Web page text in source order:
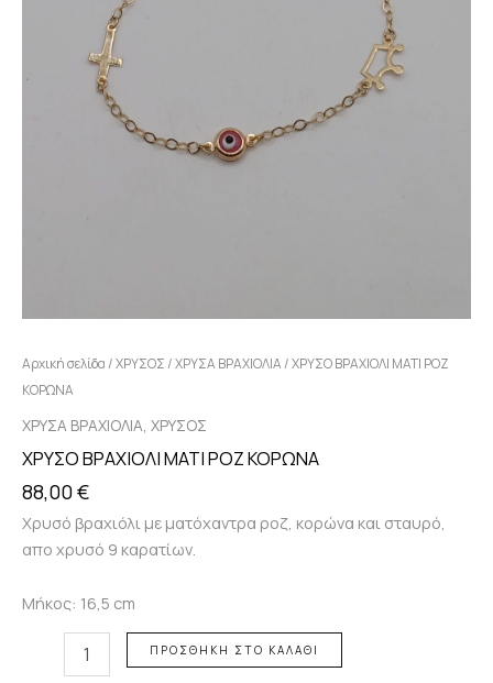
Αρχική σελίδα /ΧΡΥΣΟΣ /ΧΡΥΣΑ ΒΡΑΧΙΟΛΙΑ / ΧΡΥΣΟ ΒΡΑΧΙΟΛΙ ΜΑΤΙ ΡΟΖ
ΚΟΡΩΝΑ
ΧΡΥΣΑ ΒΡΑΧΙΟΛΙΑ, ΧΡΥΣΟΣ
ΧΡΥΣΟ ΒΡΑΧΙΟΛΙ ΜΑΤΙ ΡΟΖ ΚΟΡΩΝΑ
88,00€
Χρυσό βραχιόλι με ματόχαντρα ροζ, κορώνα και σταυρό,
απο χρυσό 9 καρατίων.
Μήκος: 16,5 cm
ΠΡΟΣΘΉΚΗ ΣΤΟ ΚΑΛΆΘΙ